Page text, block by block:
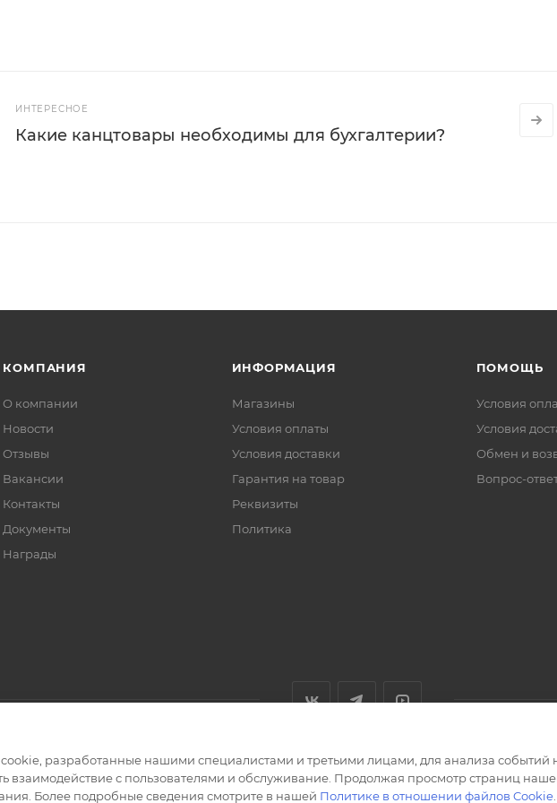
ИНТЕРЕСНОЕ
Какие канцтовары необходимы для бухгалтерии?
КОМПАНИЯ
О компании
Новости
Отзывы
Вакансии
Контакты
Документы
Награды
ИНФОРМАЦИЯ
Магазины
Условия оплаты
Условия доставки
Гарантия на товар
Реквизиты
Политика
ПОМОЩЬ
Условия
Условия
Обмен и
Вопрос-
магазин
разработанные нашими специалистами и третьими лицами, для анализа событий
взаимодействие с пользователями и обслуживание. Продолжая просмотр страниц
Более подробные сведения смотрите в нашей Политике в отношении файлов Cookie